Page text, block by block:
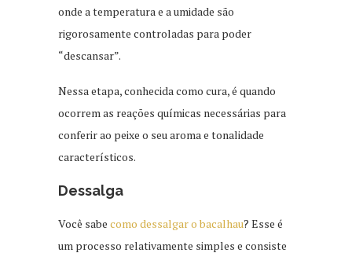
onde a temperatura e a umidade são
rigorosamente controladas para poder
“descansar”.
Nessa etapa, conhecida como cura, é quando
ocorrem as reações químicas necessárias para
conferir ao peixe o seu aroma e tonalidade
característicos.
Dessalga
Você sabe como dessalgar o bacalhau? Esse é
um processo relativamente simples e consiste